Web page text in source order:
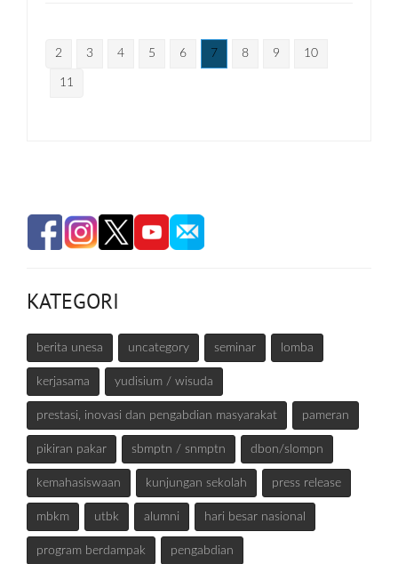
2 3 4 5 6 7 8 9 10
11
KATEGORI
berita unesa uncategory seminar lomba
kerjasama yudisium / wisuda
prestasi, inovasi dan pengabdian masyarakat pameran
pikiran pakar sbmptn / snmptn dbon/slompn
kemahasiswaan kunjungan sekolah press release
mbkm utbk alumni hari besar nasional
program berdampak pengabdian